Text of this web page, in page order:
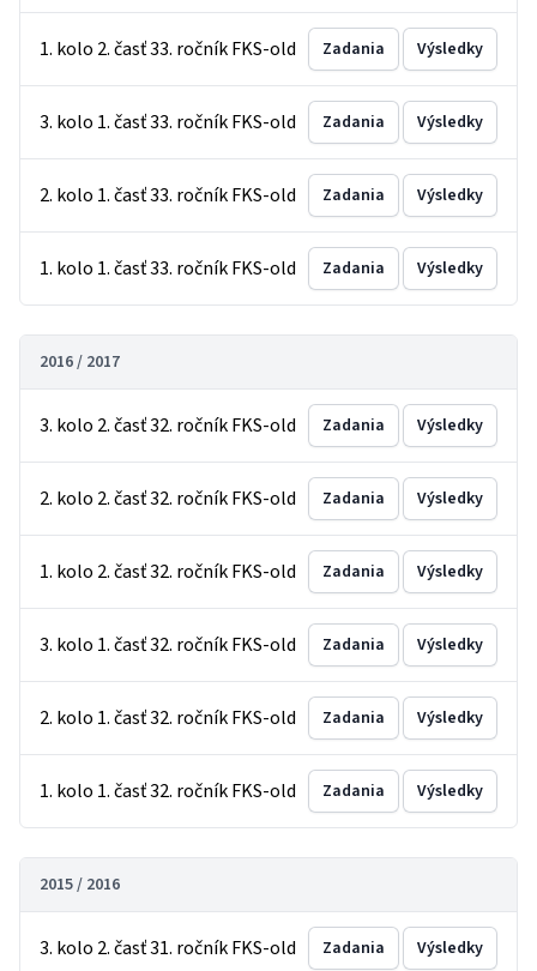
1. kolo 2. časť 33. ročník FKS-old Zadania Výsledky
3. kolo 1. časť 33. ročník FKS-old Zadania Výsledky
2. kolo 1. časť 33. ročník FKS-old Zadania Výsledky
1. kolo 1. časť 33. ročník FKS-old Zadania Výsledky
2016 / 2017
3. kolo 2. časť 32. ročník FKS-old Zadania Výsledky
2. kolo 2. časť 32. ročník FKS-old Zadania Výsledky
1. kolo 2. časť 32. ročník FKS-old Zadania Výsledky
3. kolo 1. časť 32. ročník FKS-old Zadania Výsledky
2. kolo 1. časť 32. ročník FKS-old Zadania Výsledky
1. kolo 1. časť 32. ročník FKS-old Zadania Výsledky
2015 / 2016
3. kolo 2. časť 31. ročník FKS-old Zadania Výsledky